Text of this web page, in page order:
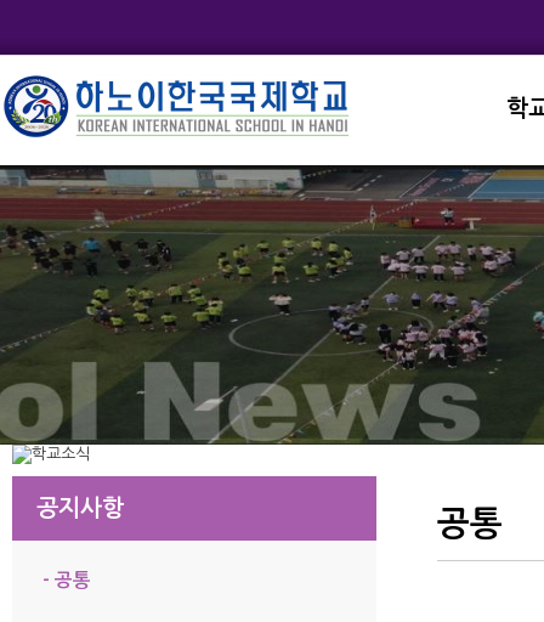
학
학
학
학
공지사항
- 공통
공통